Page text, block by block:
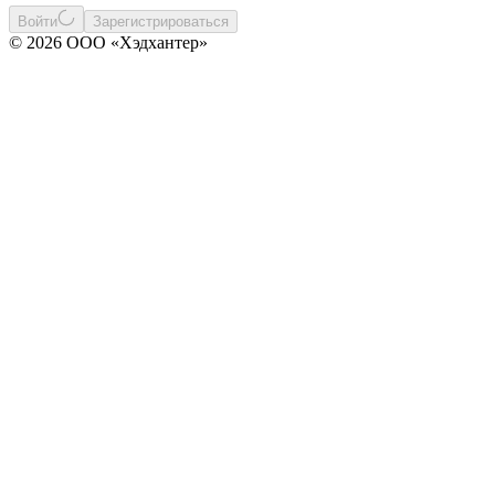
Войти Зарегистрироваться
© 2026 ООО «Хэдхантер»